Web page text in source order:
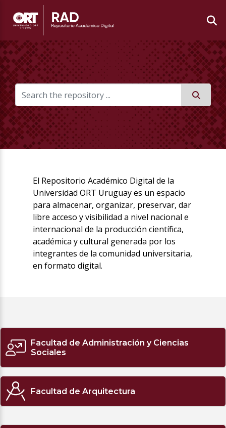
El Repositorio Académico Digital de la
Universidad ORT Uruguay es un espacio
para almacenar, organizar, preservar, dar
libre acceso y visibilidad a nivel nacional e
internacional de la producción científica,
académica y cultural generada por los
integrantes de la comunidad universitaria,
en formato digital.
Facultad de Administración y Ciencias
Sociales
Facultad de Arquitectura